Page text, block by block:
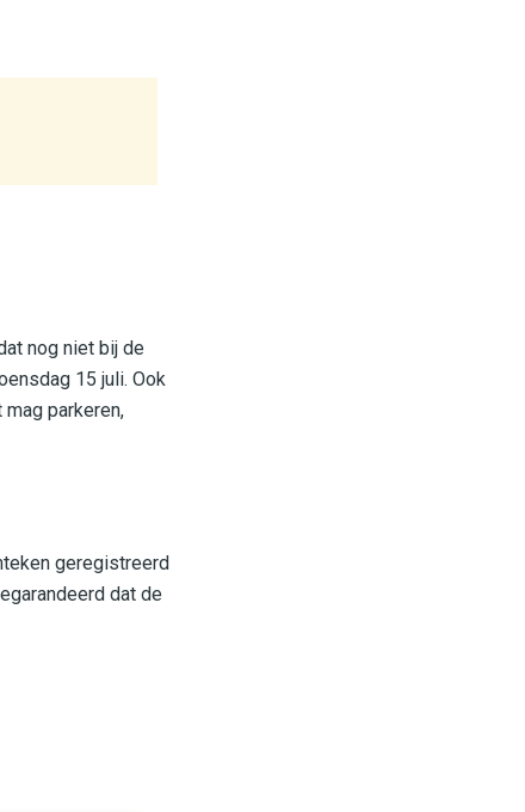
nog niet bij de
15 juli. Ook
parkeren,
geregistreerd
dat de